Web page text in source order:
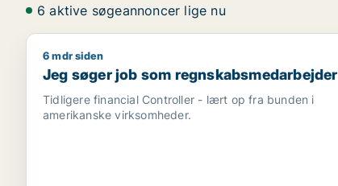
6 aktive søgeannoncer lige nu
Jeg søger job som regnskabsmedarbejder
6 mdr siden
Jeg søger job som regnskabsmedarbejder
Tidligere financial Controller - lært op fra bunden i
amerikanske virksomheder.